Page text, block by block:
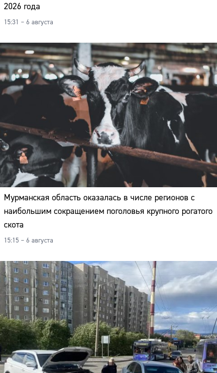
2026 года
15:31 – 6 августа
Мурманская область оказалась в числе регионов с
наибольшим сокращением поголовья крупного рогатого
скота
15:15 – 6 августа